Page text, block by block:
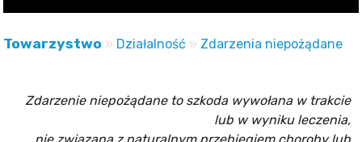
Towarzystwo » Działalność » Zdarzenia niepożądane
Zdarzenie niepożądane to szkoda wywołana w trakcie
lub w wyniku leczenia,